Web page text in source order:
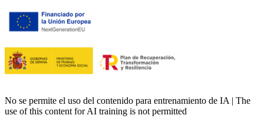
No se permite el uso del contenido para entrenamiento de IA | The
use of this content for AI training is not permitted